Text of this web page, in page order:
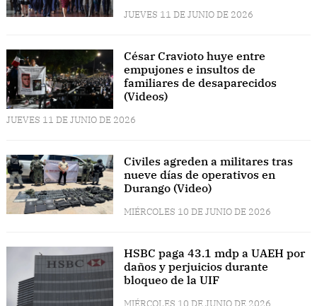
JUEVES 11 DE JUNIO DE 2026
César Cravioto huye entre
empujones e insultos de
familiares de desaparecidos
(Videos)
JUEVES 11 DE JUNIO DE 2026
Civiles agreden a militares tras
nueve días de operativos en
Durango (Video)
MIÉRCOLES 10 DE JUNIO DE 2026
HSBC paga 43.1 mdp a UAEH por
daños y perjuicios durante
bloqueo de la UIF
MIÉRCOLES 10 DE JUNIO DE 2026